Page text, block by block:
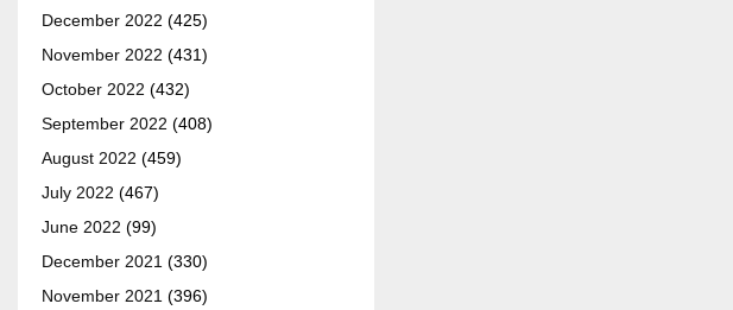
December 2022 (425)
November 2022 (431)
October 2022 (432)
September 2022 (408)
August 2022 (459)
July 2022 (467)
June 2022 (99)
December 2021 (330)
November 2021 (396)